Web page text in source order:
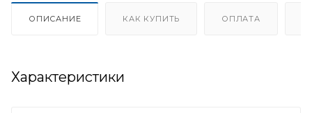
ОПИСАНИЕ КАК КУПИТЬ ОПЛАТА
Характеристики